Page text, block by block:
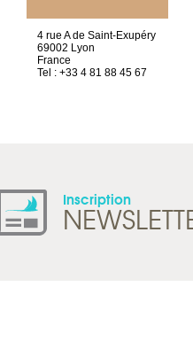
4 rue A de Saint-Exupéry
69002 Lyon
France
Tel : +33 4 81 88 45 67
Inscription